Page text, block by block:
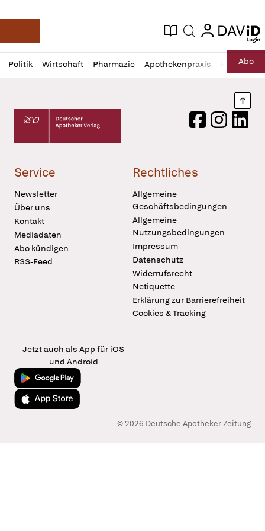
Deutsche Apotheker Zeitung
Aktuelle Ausgabe
Suche login
login
Politik Wirtschaft Pharmazie Apothekenpraxis RechtAbo
Profil
öffnen
Daz
Pur
Deutscher Apotheker Verlag Logo
FacebookInstagram
Service
Newsletter
Über uns
Kontakt
Mediadaten
Abo kündigen
RSS-Feed
Rechtliches
Allgemeine
Geschäftsbedingungen
Allgemeine
Nutzungsbedingungen
Impressum
Datenschutz
Widerrufsrecht
Netiquette
Erklärung zur Barrierefreiheit
Cookies & Tracking
Jetzt auch als App für iOS
und Android
Jetzt bei Google Play
Laden im App Store
© 2026 Deutsche Apotheker Zeitung